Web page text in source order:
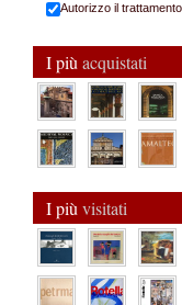
Autorizzo il
I più acquistati
I più visitati